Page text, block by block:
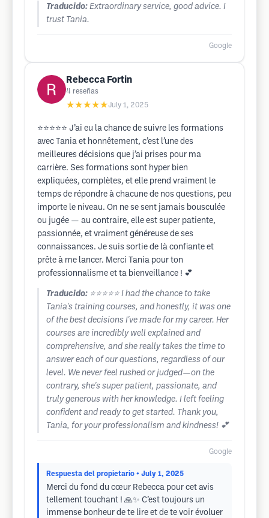
Traducido: Extraordinary service, good advice. I
trust Tania.
Google
Rebecca Fortin
4 reseñas
★★★★★July 1, 2025
⭐️⭐️⭐️⭐️⭐️ J’ai eu la chance de suivre les formations
avec Tania et honnêtement, c’est l’une des
meilleures décisions que j’ai prises pour ma
carrière. Ses formations sont hyper bien
expliquées, complètes, et elle prend vraiment le
temps de répondre à chacune de nos questions, peu
importe le niveau. On ne se sent jamais bousculée
ou jugée — au contraire, elle est super patiente,
passionnée, et vraiment généreuse de ses
connaissances. Je suis sortie de là confiante et
prête à me lancer. Merci Tania pour ton
professionnalisme et ta bienveillance ! 💕
Traducido: ⭐️⭐️⭐️⭐️⭐️ I had the chance to take
Tania's training courses, and honestly, it was one
of the best decisions I've made for my career. Her
courses are incredibly well explained and
comprehensive, and she really takes the time to
answer each of our questions, regardless of our
level. We never feel rushed or judged—on the
contrary, she's super patient, passionate, and
truly generous with her knowledge. I left feeling
confident and ready to get started. Thank you,
Tania, for your professionalism and kindness! 💕
Google
Respuesta del propietario • July 1, 2025
Merci du fond du cœur Rebecca pour cet avis
tellement touchant ! 🙏✨ C’est toujours un
immense bonheur de te lire et de te voir évoluer